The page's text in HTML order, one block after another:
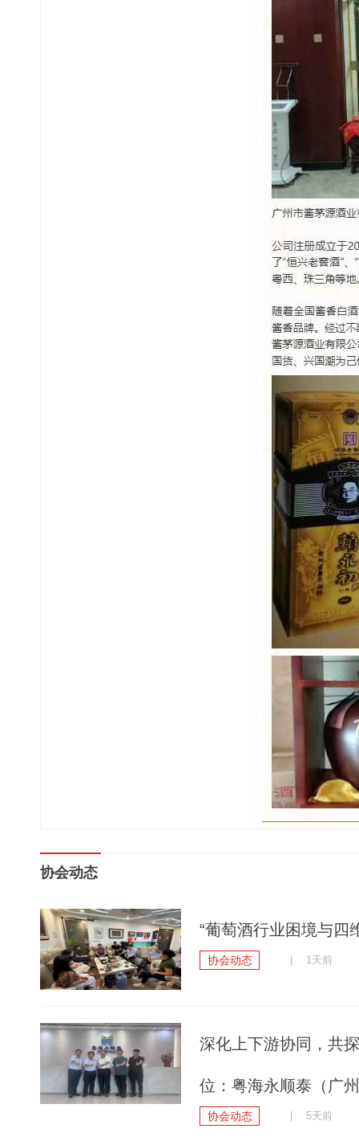
协会动态
“葡萄酒行业困境与四
协会动态 | 1天前
深化上下游协同，共
位：粤海永顺泰（广
协会动态 | 5天前